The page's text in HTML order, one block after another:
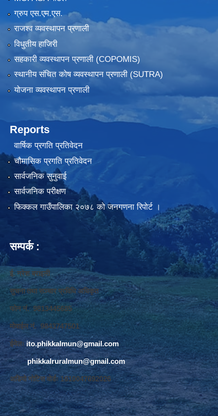
ग्रुप एस.एम.एस.
राजश्व व्यवस्थापन प्रणाली
विधुतीय हाजिरी
सहकारी व्यवस्थापन प्रणाली (COPOMIS)
स्थानीय संचित कोष व्यवस्थापन प्रणाली (SUTRA)
योजना व्यवस्थापन प्रणाली
Reports
वार्षिक प्रगति प्रतिवेदन
चौमासिक प्रगति प्रतिवेदन
सार्वजनिक सुनुवाई
सार्वजनिक परीक्षण
फिक्कल गाउँपालिका २०७८ को जनगणना रिपोर्ट ।
सम्पर्क :
ई. नरेश बराइली
सुचना तथा सञ्‍चार प्रविधि अधिकृत
फोन नं. 9813445685
मोवाईल नं. 9843747501
ईमेलः ito.phikkalmun@gmail.com
phikkalruralmun@gmail.com
अडियो नोटिस वोर्डः 1610047692026